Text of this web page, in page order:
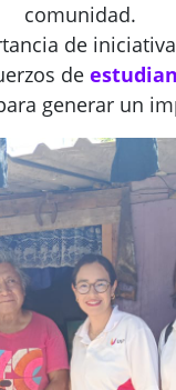
comunidad.
de
de
generar un